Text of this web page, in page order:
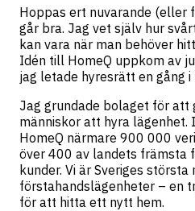
Hoppas ert nuvarande (eller
går bra. Jag vet själv hur
kan vara när man behöver
Idén till HomeQ uppkom av
jag letade hyresrätt en gång i
Jag grundade bolaget för att
människor att hyra lägenhet.
HomeQ närmare 900 000
över 400 av landets främsta
kunder. Vi är Sveriges
förstahandslägenheter – en
för att hitta ett nytt hem.